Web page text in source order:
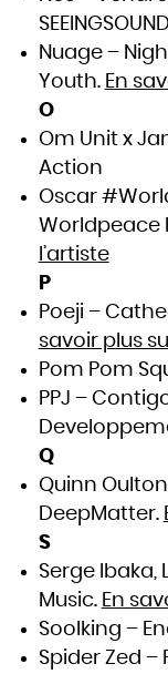
Nuage –
Youth. En
O
Om Unit x
Action
Oscar
Worldpeace
l’artiste
P
Poeji –
savoir plus
Pom Pom
PPJ –
Q
Quinn
DeepMatter.
S
Serge Ibaka,
Music. En
Soolking –
Spider Zed –